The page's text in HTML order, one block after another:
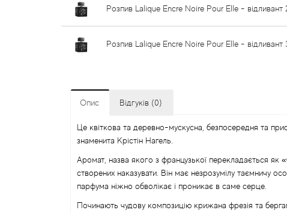
Розпив Lalique Encre Noire Pour Elle - відливант
Розпив Lalique Encre Noire Pour Elle - відливант
Опис Відгуків (0)
Це квіткова та деревно-мускусна, безпосередня та
знаменита Крістін Нагель.
Аромат, назва якого з французької перекладається як
створених наказувати. Він має незрозумілу таємничу
парфума ніжно обволікає і проникає в саме серце.
Починають чудову композицію крижана фрезія та